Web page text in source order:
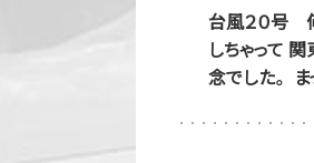
台風２０号
しちゃって
念でした。